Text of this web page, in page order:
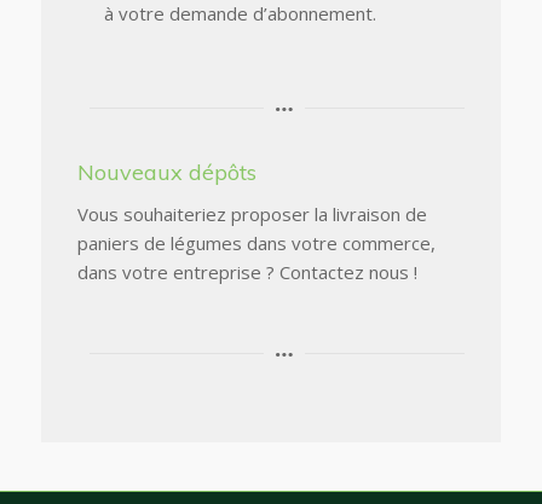
à votre demande d’abonnement.
Nouveaux dépôts
Vous souhaiteriez proposer la livraison de
paniers de légumes dans votre commerce,
dans votre entreprise ? Contactez nous !